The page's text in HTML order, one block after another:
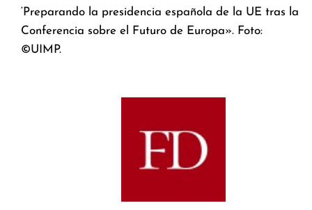
‘Preparando la presidencia española de la UE tras la
Conferencia sobre el Futuro de Europa». Foto:
©UIMP.